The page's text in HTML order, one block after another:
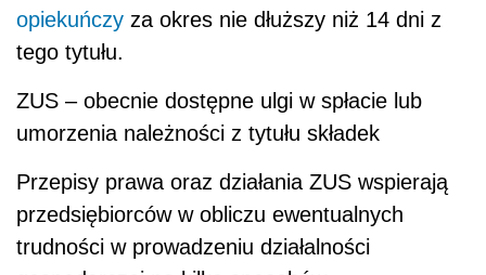
opiekuńczy za okres nie dłuższy niż 14 dni z
tego tytułu.
ZUS – obecnie dostępne ulgi w spłacie lub
umorzenia należności z tytułu składek
Przepisy prawa oraz działania ZUS wspierają
przedsiębiorców w obliczu ewentualnych
trudności w prowadzeniu działalności